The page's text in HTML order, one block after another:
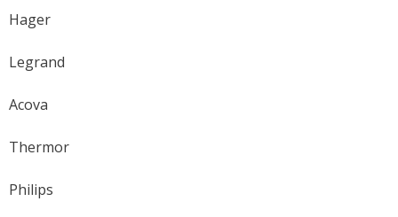
Hager
Legrand
Acova
Thermor
Philips